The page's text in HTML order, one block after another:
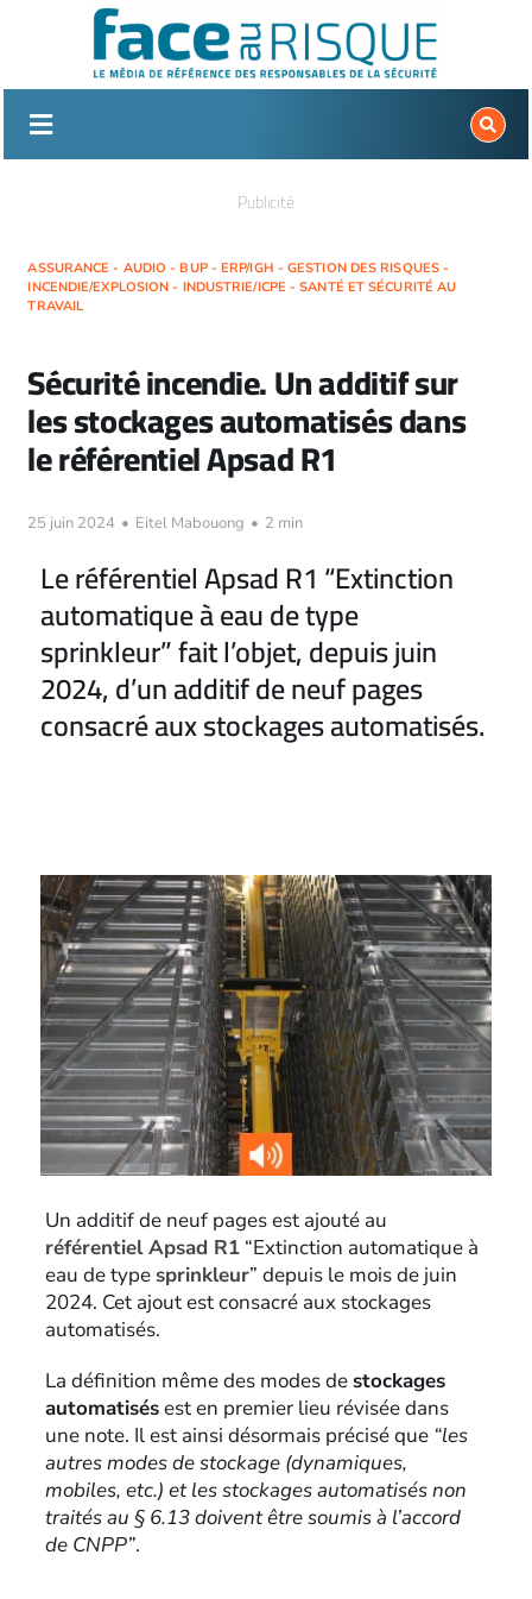
Publicité
ASSURANCE - AUDIO - BUP - ERP/IGH - GESTION DES RISQUES -
INCENDIE/EXPLOSION - INDUSTRIE/ICPE - SANTÉ ET SÉCURITÉ AU
TRAVAIL
Sécurité incendie. Un additif sur
les stockages automatisés dans
le référentiel Apsad R1
25 juin 2024 • Eitel Mabouong • 2 min
Le référentiel Apsad R1 “Extinction
automatique à eau de type
sprinkleur” fait l’objet, depuis juin
2024, d’un additif de neuf pages
consacré aux stockages automatisés.
Un additif de neuf pages est ajouté au
référentiel Apsad R1“Extinction automatique à
eau de type sprinkleur” depuis le mois de juin
2024. Cet ajout est consacré aux stockages
automatisés.
La définition même des modes destockages
automatisésest en premier lieu révisée dans
une note. Il est ainsi désormais précisé que “les
autres modes de stockage (dynamiques,
mobiles, etc.) et les stockages automatisés non
traités au § 6.13 doivent être soumis à l’accord
de CNPP”.